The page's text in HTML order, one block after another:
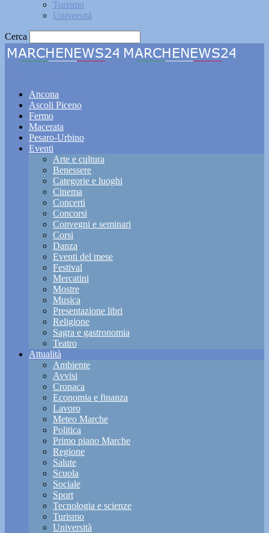
Turismo
Università
Cerca
Ancona
Ascoli Piceno
Fermo
Macerata
Pesaro-Urbino
Eventi
Arte e cultura
Benessere
Categorie e luoghi
Cinema
Concerti
Concorsi
Convegni e seminari
Corsi
Danza
Eventi del mese
Festival
Mercatini
Mostre
Musica
Presentazione libri
Religione
Sagra e gastronomia
Teatro
Attualità
Ambiente
Avvisi
Cronaca
Economia e finanza
Lavoro
Meteo Marche
Politica
Primo piano Marche
Regione
Salute
Scuola
Sociale
Sport
Tecnologia e scienze
Turismo
Università